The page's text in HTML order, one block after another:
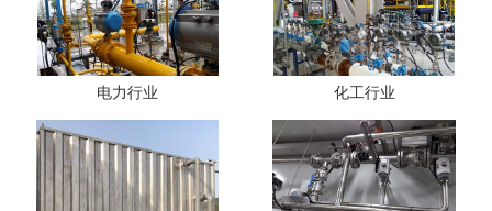
电力行业 化工行业